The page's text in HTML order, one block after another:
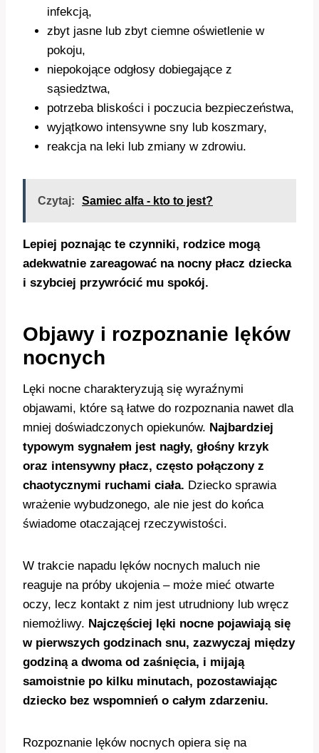
infekcją,
zbyt jasne lub zbyt ciemne oświetlenie w
pokoju,
niepokojące odgłosy dobiegające z
sąsiedztwa,
potrzeba bliskości i poczucia bezpieczeństwa,
wyjątkowo intensywne sny lub koszmary,
reakcja na leki lub zmiany w zdrowiu.
Czytaj: Samiec alfa - kto to jest?
Lepiej poznając te czynniki, rodzice mogą
adekwatnie zareagować na nocny płacz dziecka
i szybciej przywrócić mu spokój.
Objawy i rozpoznanie lęków
nocnych
Lęki nocne charakteryzują się wyraźnymi
objawami, które są łatwe do rozpoznania nawet dla
mniej doświadczonych opiekunów. Najbardziej
typowym sygnałem jest nagły, głośny krzyk
oraz intensywny płacz, często połączony z
chaotycznymi ruchami ciała. Dziecko sprawia
wrażenie wybudzonego, ale nie jest do końca
świadome otaczającej rzeczywistości.
W trakcie napadu lęków nocnych maluch nie
reaguje na próby ukojenia – może mieć otwarte
oczy, lecz kontakt z nim jest utrudniony lub wręcz
niemożliwy. Najczęściej lęki nocne pojawiają się
w pierwszych godzinach snu, zazwyczaj między
godziną a dwoma od zaśnięcia, i mijają
samoistnie po kilku minutach, pozostawiając
dziecko bez wspomnień o całym zdarzeniu.
Rozpoznanie lęków nocnych opiera się na